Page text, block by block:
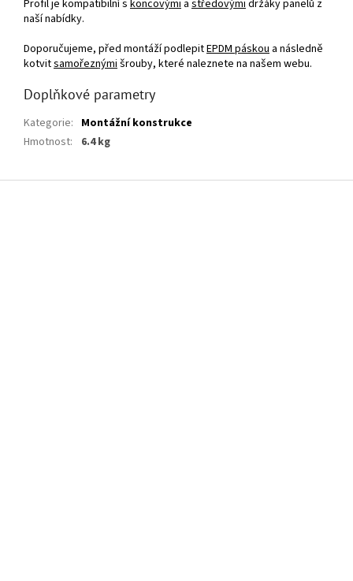
Profil je kompatibilní s koncovými a středovýmidržáky panelů z
naší nabídky.
Doporučujeme, před montáží podlepitEPDM páskou a následně
kotvitsamořeznýmišrouby, které naleznete na našem webu.
Doplňkové parametry
Kategorie: Montážní konstrukce
Hmotnost: 6.4 kg